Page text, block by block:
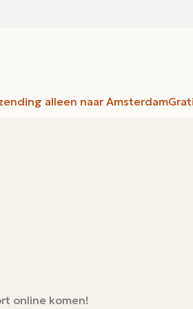
alleen naar Amsterdam
online komen!